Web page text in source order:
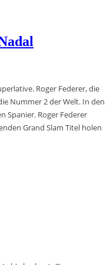
Roger Federer, die
Nummer 2 der Welt. In den
Spanier. Roger Federer
Grand Slam Titel holen